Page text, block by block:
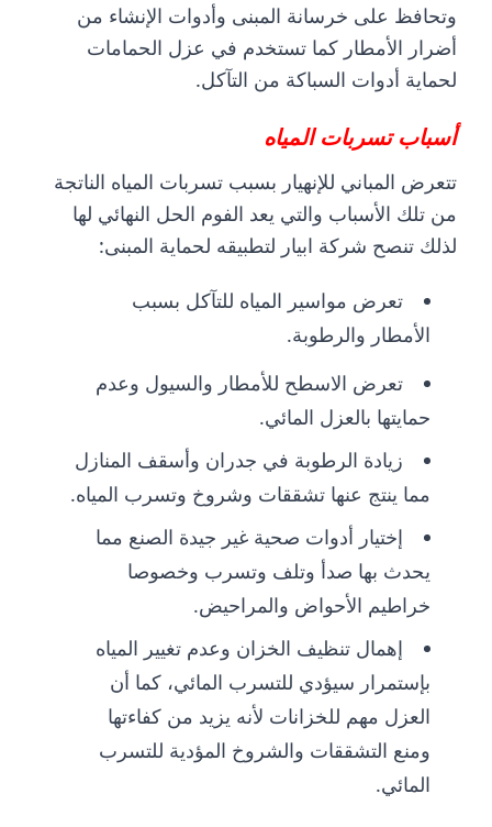
وتحافظ على خرسانة المبنى وأدوات الإنشاء من
أضرار الأمطار كما تستخدم في عزل الحمامات
لحماية أدوات السباكة من التآكل.
أسباب تسربات المياه
تتعرض المباني للإنهيار بسبب تسربات المياه الناتجة
من تلك الأسباب والتي يعد الفوم الحل النهائي لها
لذلك تنصح شركة ابيار لتطبيقه لحماية المبنى:
تعرض مواسير المياه للتآكل بسبب
الأمطار والرطوبة.
تعرض الاسطح للأمطار والسيول وعدم
حمايتها بالعزل المائي.
زيادة الرطوبة في جدران وأسقف المنازل
مما ينتج عنها تشققات وشروخ وتسرب المياه.
إختيار أدوات صحية غير جيدة الصنع مما
يحدث بها صدأ وتلف وتسرب وخصوصا
خراطيم الأحواض والمراحيض.
إهمال تنظيف الخزان وعدم تغيير المياه
بإستمرار سيؤدي للتسرب المائي، كما أن
العزل مهم للخزانات لأنه يزيد من كفاءتها
ومنع التشققات والشروخ المؤدية للتسرب
المائي.